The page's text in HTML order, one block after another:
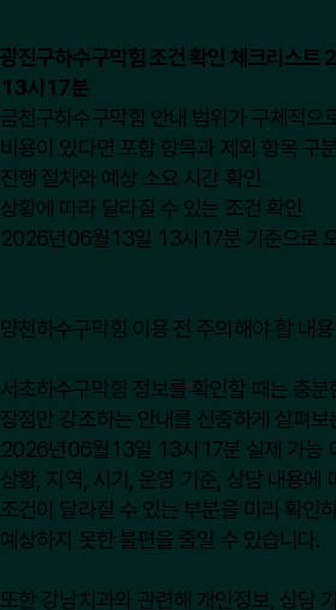
광진구하수구막힘 조건 확인 체크리스
13시17분
금천구하수구막힘 안내 범위가 구체적으
비용이 있다면 포함 항목과 제외 항목 구
진행 절차와 예상 소요 시간 확인
상황에 따라 달라질 수 있는 조건 확인
2026년06월13일 13시17분 기준으로
양천하수구막힘 이용 전 주의해야 할 내용
서초하수구막힘 정보를 확인할 때는 충
장점만 강조하는 안내를 신중하게 살펴보
2026년06월13일 13시17분 실제 가능
상황, 지역, 시기, 운영 기준, 상담 내용에
조건이 달라질 수 있는 부분을 미리 확인
예상하지 못한 불편을 줄일 수 있습니다.
또한 강남치과와 관련해 개인정보, 상담